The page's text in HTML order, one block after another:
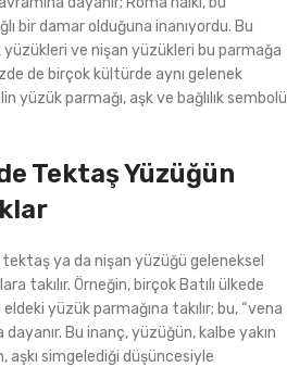
bir damar olduğuna inanıyordu. Bu
ve nişan yüzükleri bu parmağa
de birçok kültürde aynı gelenek
yüzük parmağı, aşk ve bağlılık sembolü
Tektaş Yüzüğün
tektaş ya da nişan yüzüğü geleneksel
takılır. Örneğin, birçok Batılı ülkede
yüzük parmağına takılır; bu, “vena
dayanır. Bu inanç, yüzüğün, kalbe yakın
aşkı simgelediği düşüncesiyle